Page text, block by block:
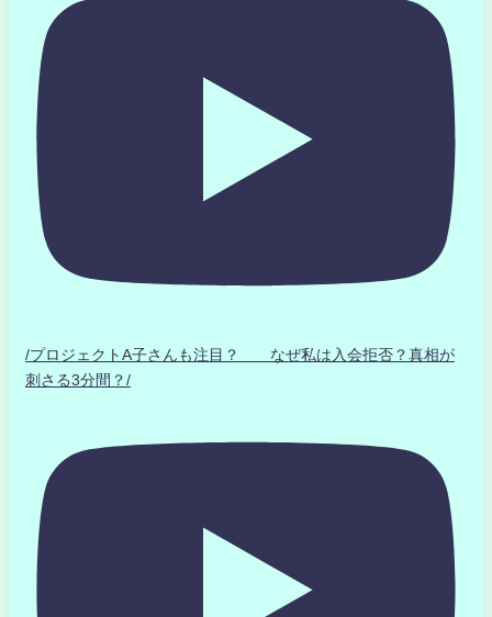
/プロジェクトA子さんも注目？ なぜ私は入会拒否？真相が
刺さる3分間？/